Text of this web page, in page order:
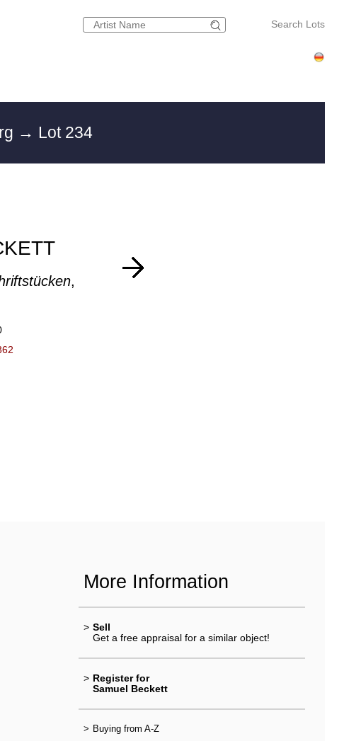
Search Lots
→ Lot 234
,
More Information
> Sell
Get a free appraisal for a similar object!
> Register for
Samuel Beckett
> Buying from A-Z